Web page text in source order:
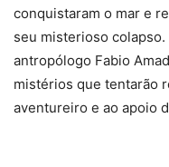
conquistaram o mar e
seu misterioso
antropólogo Fabio
mistérios que tentarão
aventureiro e ao apoio